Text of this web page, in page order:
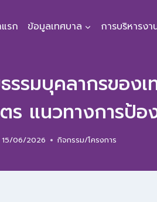
รก ข้อมูลเทศบาล การบริหารงา
รรมบุคลากรของ
แนวทางการป้อง
15/06/2026 กิจกรรม/โครงการ